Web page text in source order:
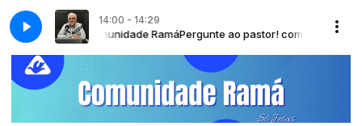
14:00 - 14:29
Bussinger - Comunidade RamáPergunte ao pastor! com Pr. Érico
AR com EBAR ESCOLA BÍBLICA DO AR com EBAR